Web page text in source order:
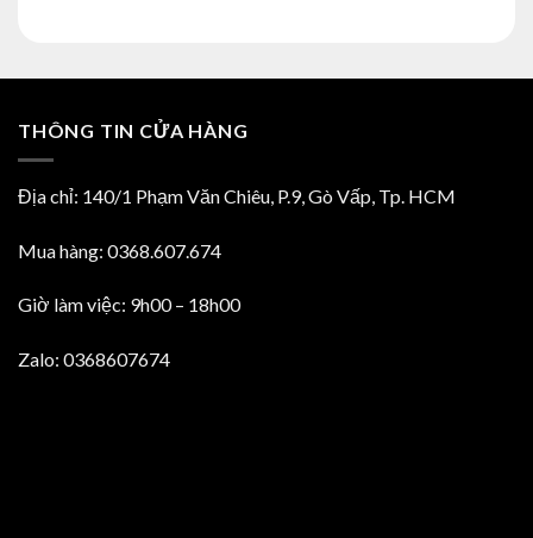
THÔNG TIN CỬA HÀNG
Địa chỉ: 140/1 Phạm Văn Chiêu, P.9, Gò Vấp, Tp. HCM
Mua hàng: 0368.607.674
Giờ làm việc: 9h00 – 18h00
Zalo: 0368607674